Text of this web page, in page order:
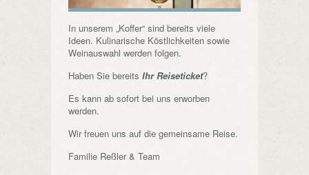
In unserem „Koffer“ sind bereits viele
Ideen. Kulinarische Köstlichkeiten sowie
Weinauswahl werden folgen.
Haben Sie bereits Ihr Reiseticket?
Es kann ab sofort bei uns erworben
werden.
Wir freuen uns auf die gemeinsame Reise.
Familie Reßler & Team